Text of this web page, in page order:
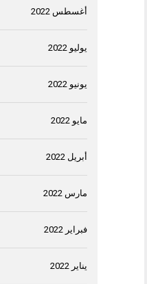
أغسطس 2022
يوليو 2022
يونيو 2022
مايو 2022
أبريل 2022
مارس 2022
فبراير 2022
يناير 2022